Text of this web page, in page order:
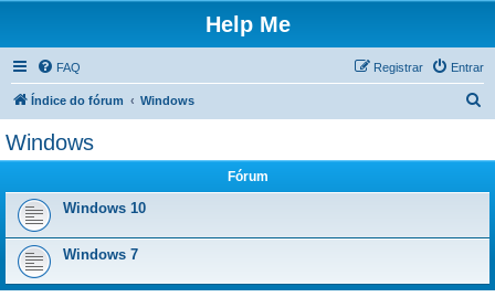
Help Me
FAQ Entrar
Registrar
Índice do fórum Windows
a
Windows
Fórum
Windows 10
Windows 7